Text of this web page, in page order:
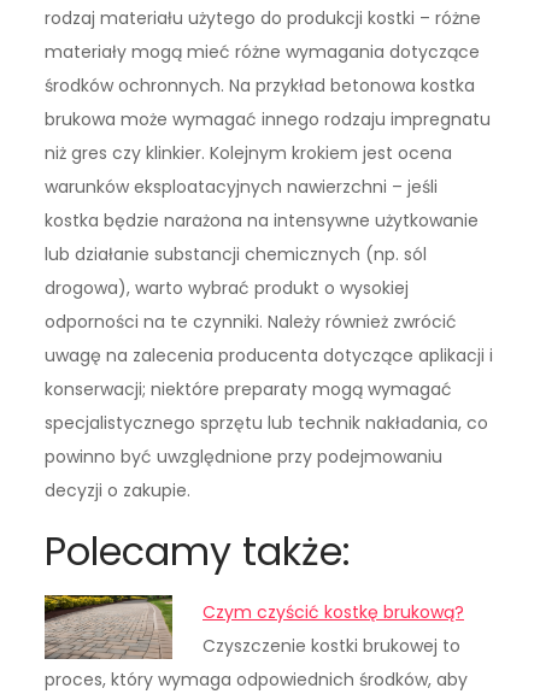
rodzaj materiału użytego do produkcji kostki – różne
materiały mogą mieć różne wymagania dotyczące
środków ochronnych. Na przykład betonowa kostka
brukowa może wymagać innego rodzaju impregnatu
niż gres czy klinkier. Kolejnym krokiem jest ocena
warunków eksploatacyjnych nawierzchni – jeśli
kostka będzie narażona na intensywne użytkowanie
lub działanie substancji chemicznych (np. sól
drogowa), warto wybrać produkt o wysokiej
odporności na te czynniki. Należy również zwrócić
uwagę na zalecenia producenta dotyczące aplikacji i
konserwacji; niektóre preparaty mogą wymagać
specjalistycznego sprzętu lub technik nakładania, co
powinno być uwzględnione przy podejmowaniu
decyzji o zakupie.
Polecamy także:
Czym czyścić kostkę brukową?
Czyszczenie kostki brukowej to
proces, który wymaga odpowiednich środków, aby